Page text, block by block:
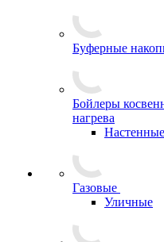
Буферные
Бойлеры
нагрева
Настенные
Газовые
Уличные